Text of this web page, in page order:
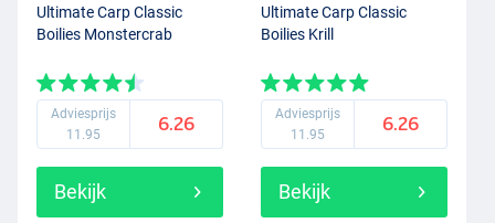
Ultimate Carp Classic
Boilies Monstercrab
Adviesprijs
11.95
6.26
Bekijk
Ultimate Carp Classic
Boilies Krill
Adviesprijs
11.95
6.26
Bekijk